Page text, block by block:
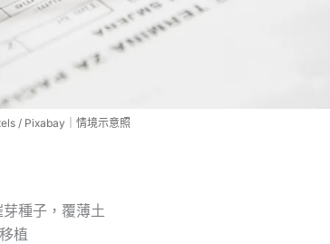
/ Pixabay｜情境示意照
種子，覆薄土
植